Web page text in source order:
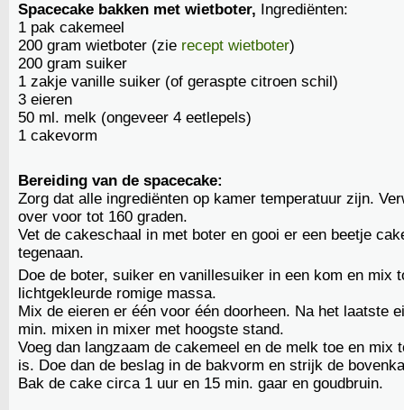
Spacecake bakken met wietboter, Ingrediënten:
1 pak cakemeel
200 gram wietboter (zie recept wietboter)
200 gram suiker
1 zakje vanille suiker (of geraspte citroen schil)
3 eieren
50 ml. melk (ongeveer 4 eetlepels)
1 cakevorm
Bereiding van de spacecake:
Zorg dat alle ingrediënten op kamer temperatuur zijn.
over voor tot 160 graden.
Vet de cakeschaal in met boter en gooi er een beetje
tegenaan.
Doe de boter, suiker en vanillesuiker in een kom en mix
lichtgekleurde romige massa.
Mix de eieren er één voor één doorheen. Na het laatste
min. mixen in mixer met hoogste stand.
Voeg dan langzaam de cakemeel en de melk toe en mix
is. Doe dan de beslag in de bakvorm en strijk de
Bak de cake circa 1 uur en 15 min. gaar en goudbruin.